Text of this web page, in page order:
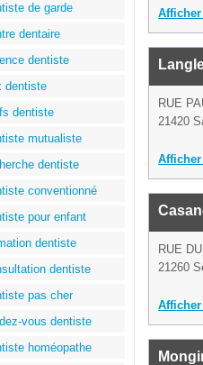
de garde
dentaire
dentiste
dentiste
dentiste
mutualiste
dentiste
conventionné
pour enfant
dentiste
dentiste
pas cher
vous dentiste
homéopathe
RUE
21420
RUE
21260